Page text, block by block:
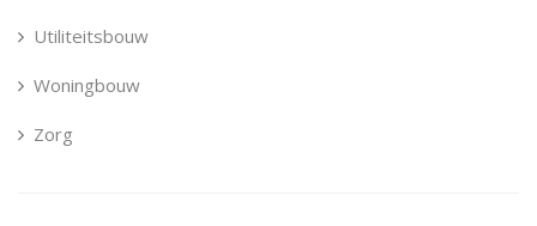
Utiliteitsbouw
Woningbouw
Zorg